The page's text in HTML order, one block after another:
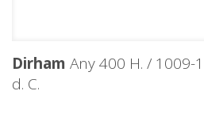
Dirham Any 400 H. / 1009-
d. C.